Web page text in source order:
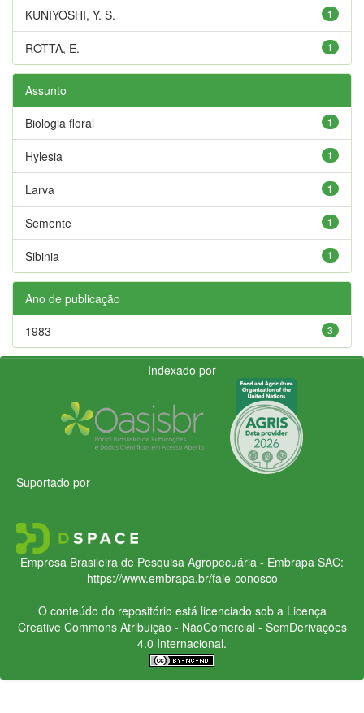
1
KUNIYOSHI, Y. S.
1
ROTTA, E.
Assunto
1
Biologia floral
1
Hylesia
1
Larva
1
Semente
1
Sibinia
Ano de publicação
3
1983
Indexado por
Suportado por
Empresa Brasileira de Pesquisa Agropecuária - Embrapa SAC:
https://www.embrapa.br/fale-conosco
O conteúdo do repositório está licenciado sob a Licença
Creative CommonsAtribuição - NãoComercial - SemDerivações
4.0 Internacional.